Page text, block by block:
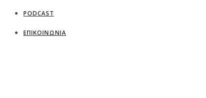
PODCAST
ΕΠΙΚΟΙΝΩΝΙΑ